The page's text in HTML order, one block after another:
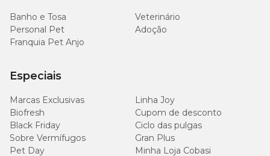
Banho e Tosa
Veterinário
Personal Pet
Adoção
Franquia Pet Anjo
Especiais
Marcas Exclusivas
Linha Joy
Biofresh
Cupom de desconto
Black Friday
Ciclo das pulgas
Sobre Vermífugos
Gran Plus
Pet Day
Minha Loja Cobasi